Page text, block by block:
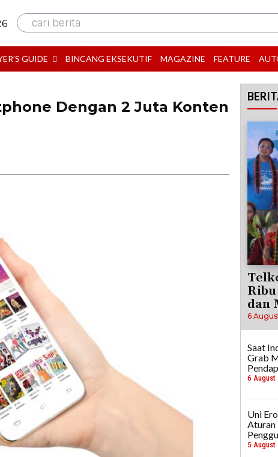
cari berita
GUIDE BINCANG EKSEKUTIF MAGAZINE FEATURE
Dengan 2 Juta Konten
dan
6
Saat
Grab
6 August
Uni
Aturan
5 August